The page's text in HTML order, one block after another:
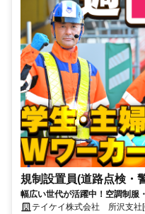
規制設置員(道路点検・
幅広い世代が活躍中！空調制
テイケイ株式会社 所沢支社